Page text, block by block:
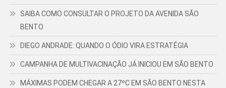
SAIBA COMO CONSULTAR O PROJETO DA AVENIDA SÃO
BENTO
DIEGO ANDRADE: QUANDO O ÓDIO VIRA ESTRATÉGIA
CAMPANHA DE MULTIVACINAÇÃO JÁ INICIOU EM SÃO BENTO
MÁXIMAS PODEM CHEGAR A 27ºC EM SÃO BENTO NESTA